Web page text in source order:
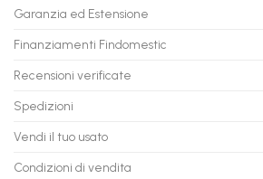
anche
a
in
con
Garanzia ed Estensione
Finanziamenti Findomestic
Recensioni verificate
Spedizioni
Vendi il tuo usato
Condizioni di vendita